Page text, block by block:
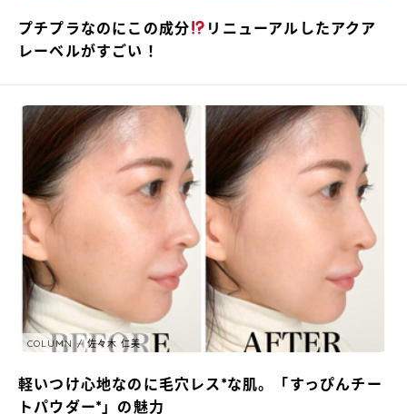
プチプラなのにこの成分
リニューアルしたアクア
レーベルがすごい！
COLUMN 佐々木 仁美
軽いつけ心地なのに毛穴レス*な肌。「すっぴんチー
トパウダー*」の魅力